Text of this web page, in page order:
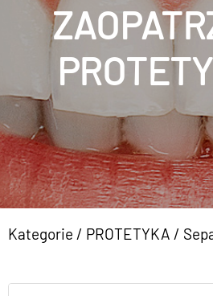
Kategorie / PROTETYKA /